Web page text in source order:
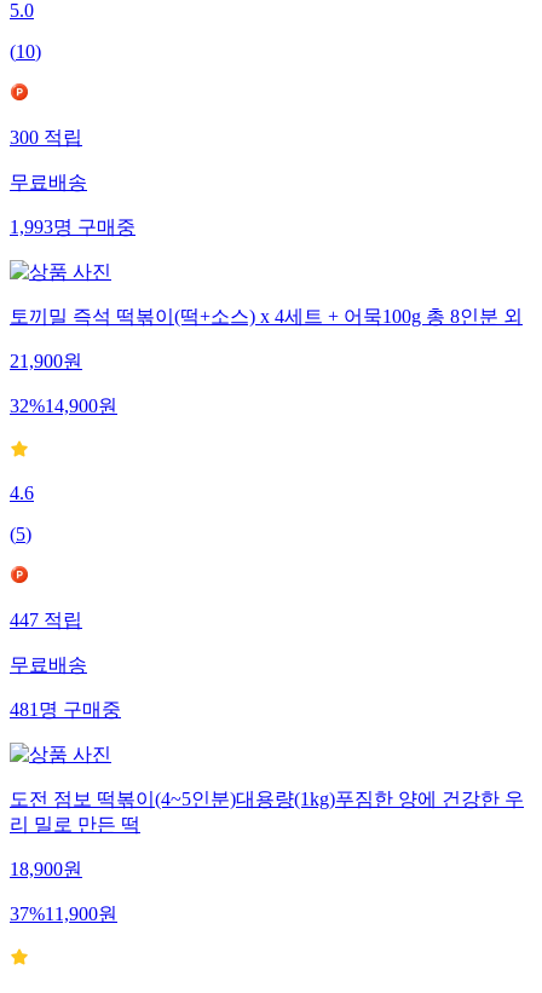
5.0
(10)
300적립
무료배송
1,993명구매중
토끼밀 즉석 떡볶이(떡+소스) x 4세트 + 어묵100g 총 8인분 외
21,900원
32%14,900원
4.6
(5)
447적립
무료배송
481명구매중
도전 점보 떡볶이(4~5인분)대용량(1kg)푸짐한 양에 건강한 우
리 밀로 만든 떡
18,900원
37%11,900원